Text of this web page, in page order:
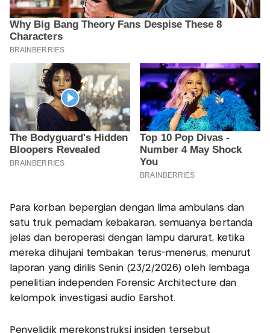
Para korban bepergian dengan lima ambulans dan
satu truk pemadam kebakaran, semuanya bertanda
jelas dan beroperasi dengan lampu darurat, ketika
mereka dihujani tembakan terus-menerus, menurut
laporan yang dirilis Senin (23/2/2026) oleh lembaga
penelitian independen Forensic Architecture dan
kelompok investigasi audio Earshot.
Penyelidik merekonstruksi insiden tersebut